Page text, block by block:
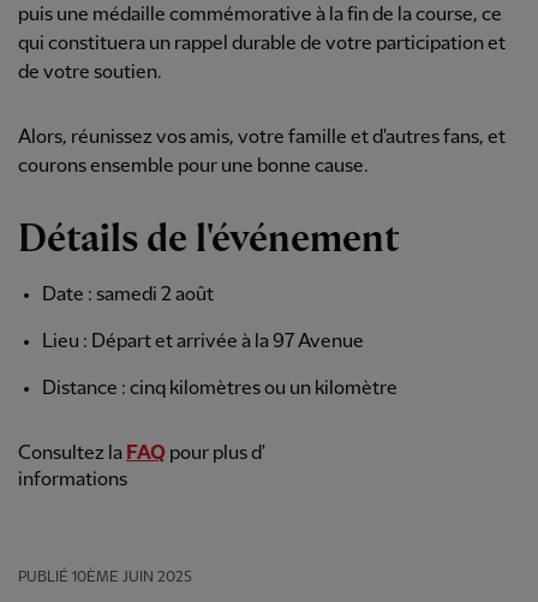
puis une médaille commémorative à la fin de la course, ce
qui constituera un rappel durable de votre participation et
de votre soutien.
Alors, réunissez vos amis, votre famille et d'autres fans, et
courons ensemble pour une bonne cause.
Détails de l'événement
Date : samedi 2 août
Lieu : Départ et arrivée à la 97 Avenue
Distance : cinq kilomètres ou un kilomètre
Consultez la FAQ pour plus d'
informations
PUBLIÉ 10ÈME JUIN 2025